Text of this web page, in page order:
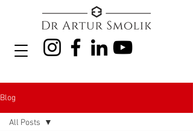
Blog
All Posts